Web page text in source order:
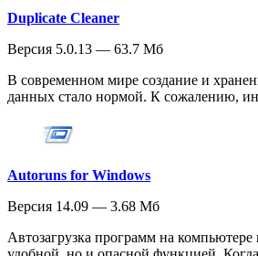
Duplicate Cleaner
Версия 5.0.13 — 63.7 Мб
В современном мире создание и
данных стало нормой. К сожалению,
Autoruns for Windows
Версия 14.09 — 3.68 Мб
Автозагрузка программ на